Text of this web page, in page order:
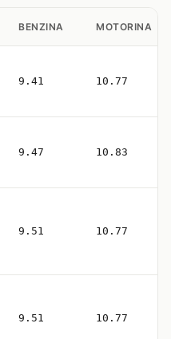
BENZINA MOTORINA
9.41 10.77
9.47 10.83
9.51 10.77
9.51 10.77